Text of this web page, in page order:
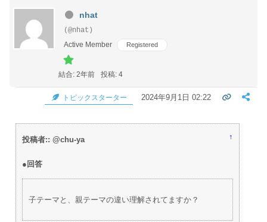
nhat
(@nhat)
Active Member
Registered
結合: 2年前 投稿: 4
トピックスターター 2024年9月1日 02:22
投稿者:: @chu-ya ↑
●回答
子テーマと、親テーマの違い理解されてますか？